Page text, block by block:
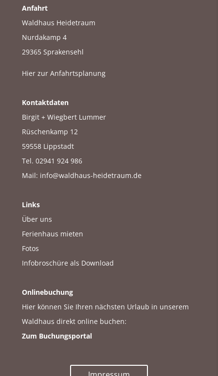
Anfahrt
Waldhaus Heidetraum
Nurdakamp 4
29365 Sprakensehl
Hier zur Anfahrtsplanung
Kontaktdaten
Birgit + Wiegbert Lummer
Rüschenkamp 12
59558 Lippstadt
Tel. 02941 924 986
Mail: info@waldhaus-heidetraum.de
Links
Über uns
Ferienhaus mieten
Fotos
Infobroschüre als Download
Onlinebuchung
Hier können Sie Ihren nächsten Urlaub in unserem
Waldhaus direkt online buchen:
Zum Buchungsportal